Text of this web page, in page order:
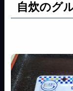
自炊のグ